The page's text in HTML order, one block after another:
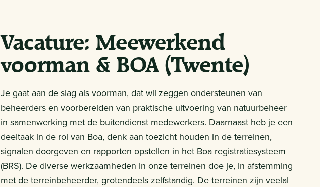
Vacature: Meewerkend
voorman & BOA (Twente)
Je gaat aan de slag als voorman, dat wil zeggen ondersteunen van
beheerders en voorbereiden van praktische uitvoering van natuurbeheer
in samenwerking met de buitendienst medewerkers. Daarnaast heb je een
deeltaak in de rol van Boa, denk aan toezicht houden in de terreinen,
signalen doorgeven en rapporten opstellen in het Boa registratiesysteem
(BRS). De diverse werkzaamheden in onze terreinen doe je, in afstemming
met de terreinbeheerder, grotendeels zelfstandig. De terreinen zijn veelal